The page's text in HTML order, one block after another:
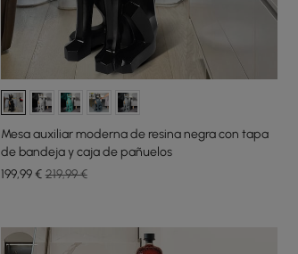
Mesa auxiliar moderna de resina negra con tapa
de bandeja y caja de pañuelos
199,99€ 219,99 €